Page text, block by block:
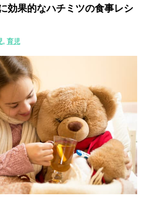
効果的なハチミツの食事レシ
, 育児